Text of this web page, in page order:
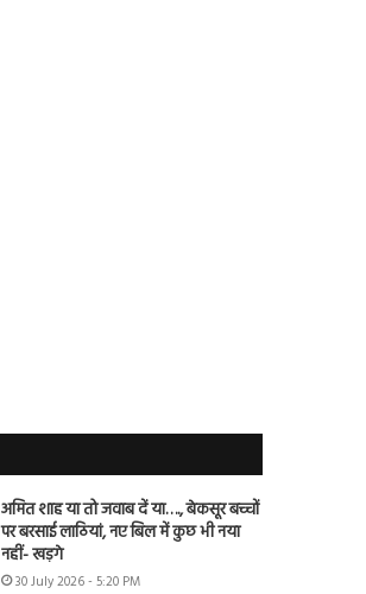
अमित शाह या तो जवाब दें या…., बेकसूर बच्चों
पर बरसाई लाठियां, नए बिल में कुछ भी नया
नहीं- खड़गे
30 July 2026 - 5:20 PM